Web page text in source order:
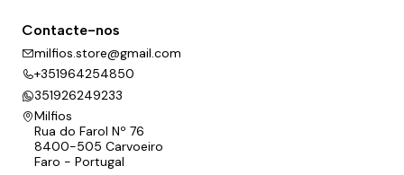
Contacte-nos
milfios.store@gmail.com
+351964254850
351926249233
Milfios
Rua do Farol Nº 76
8400-505 Carvoeiro
Faro - Portugal